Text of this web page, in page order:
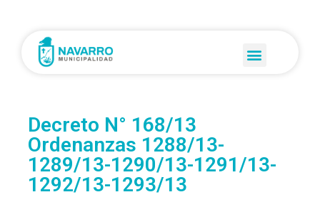
Decreto N° 168/13
Ordenanzas 1288/13-
1289/13-1290/13-1291/13-
1292/13-1293/13